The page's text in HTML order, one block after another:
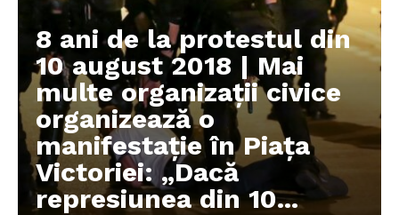
8 ani de la protestul din
10 august 2018 | Mai
multe organizații civice
organizează o
manifestație în Piața
Victoriei: „Dacă
represiunea din 10...